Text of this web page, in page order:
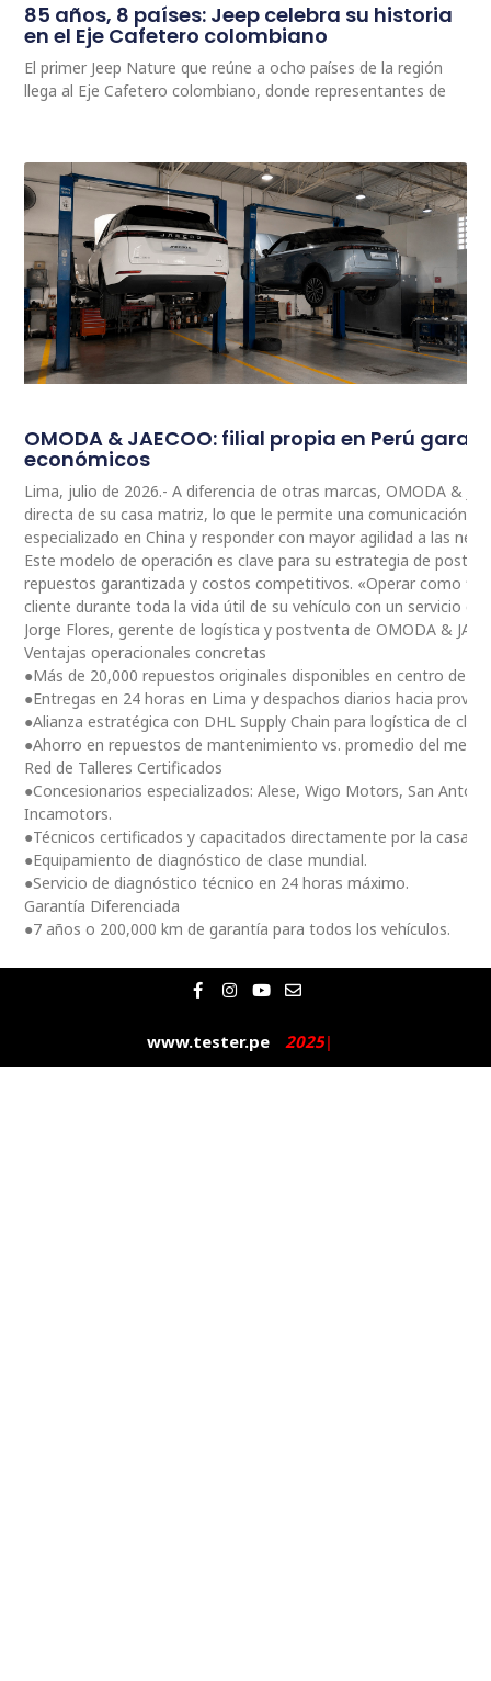
85 años, 8 países: Jeep celebra su historia
en el Eje Cafetero colombiano
El primer Jeep Nature que reúne a ocho países de la región
llega al Eje Cafetero colombiano, donde representantes de
OMODA & JAECOO: filial propia en Perú
económicos
Lima, julio de 2026.- A diferencia de otras marcas, OMODA &
directa de su casa matriz, lo que le permite una comunicación
especializado en China y responder con mayor agilidad a las
Este modelo de operación es clave para su estrategia de
repuestos garantizada y costos competitivos. «Operar como
cliente durante toda la vida útil de su vehículo con un servicio
Jorge Flores, gerente de logística y postventa de OMODA &
Ventajas operacionales concretas
●Más de 20,000 repuestos originales disponibles en centro de
●Entregas en 24 horas en Lima y despachos diarios hacia
●Alianza estratégica con DHL Supply Chain para logística de
●Ahorro en repuestos de mantenimiento vs. promedio del
Red de Talleres Certificados
●Concesionarios especializados: Alese, Wigo Motors, San
Incamotors.
●Técnicos certificados y capacitados directamente por la casa
●Equipamiento de diagnóstico de clase mundial.
●Servicio de diagnóstico técnico en 24 horas máximo.
Garantía Diferenciada
●7 años o 200,000 km de garantía para todos los vehículos.
F
a
e
b
o
I
n
t
a
g
Y
o
t
u
b
E
n
e
l
o
www.tester.pe 2025|